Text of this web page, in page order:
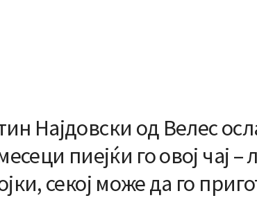
Најдовски од Велес
пиејќи го овој чај
секој може да го